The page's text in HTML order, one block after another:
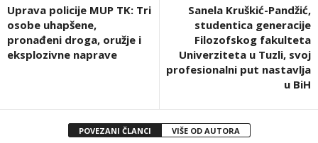
Uprava policije MUP TK: Tri
osobe uhapšene,
pronađeni droga, oružje i
eksplozivne naprave
Sanela Kruškić-Pandžić,
studentica generacije
Filozofskog fakulteta
Univerziteta u Tuzli, svoj
profesionalni put nastavlja
u BiH
POVEZANI ČLANCI VIŠE OD AUTORA